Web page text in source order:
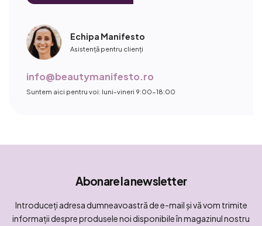
Echipa Manifesto
Asistență pentru clienți
info@beautymanifesto.ro
Suntem aici pentru voi: luni-vineri 9:00-18:00
Abonare la newsletter
Introduceţi adresa dumneavoastră de e-mail şi vă vom trimite
informaţii despre produsele noi disponibile în magazinul nostru